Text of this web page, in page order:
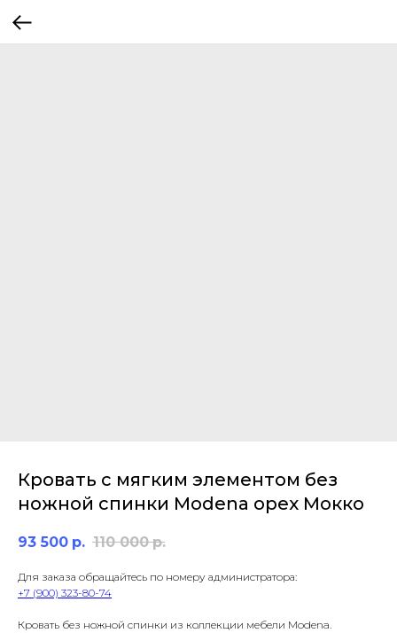
Кровать с мягким элементом без
ножной спинки Modena орех Мокко
93 500 р. 110 000 р.
Для заказа обращайтесь по номеру администратора:
+7 (900) 323-80-74
Кровать без ножной спинки из коллекции мебели Modena.